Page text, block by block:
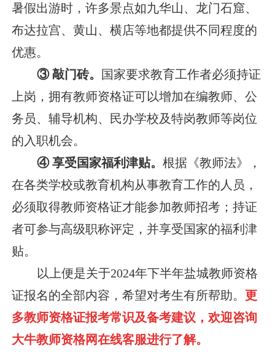
暑假出游时，许多景点如九华山、龙门石窟、
布达拉宫、黄山、横店等地都提供不同程度的
优惠。
③ 敲门砖。
国家要求教育工作者必须持证
上岗，拥有教师资格证可以增加在编教师、公
务员、辅导机构、民办学校及特岗教师等岗位
的入职机会。
④ 享受国家福利津贴。根据《教师法》，
在各类学校或教育机构从事教育工作的人员，
必须取得教师资格证才能参加教师招考；持证
者可参与高级职称评定，并享受国家的福利津
贴。
以上便是关于2024年下半年盐城教师资格
证报名的全部内容，希望对考生有所帮助。 更
多教师资格证报考常识及备考建议，欢迎咨询
大牛教师资格网在线客服进行了解。